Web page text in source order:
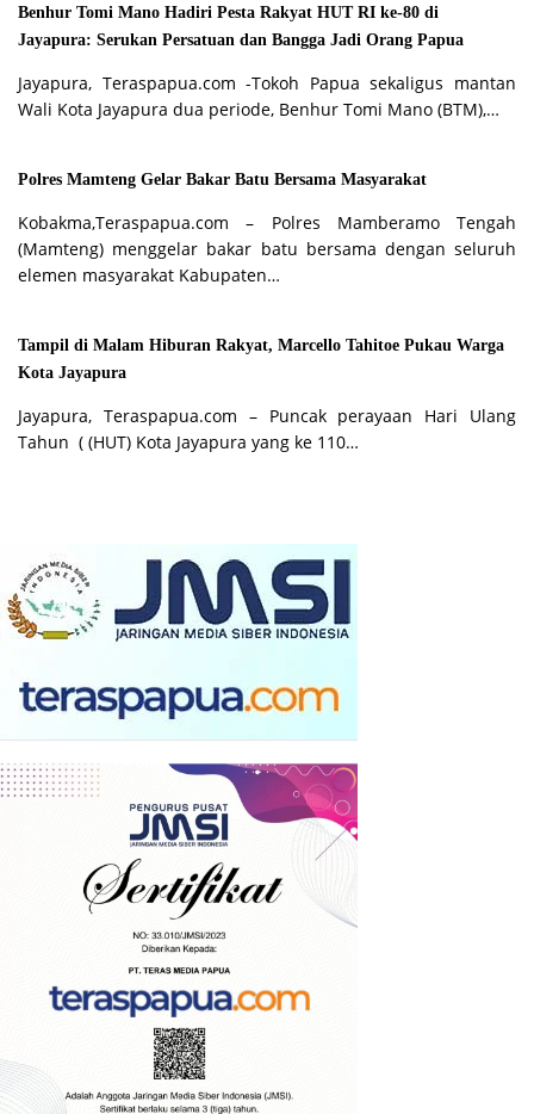
Benhur Tomi Mano Hadiri Pesta Rakyat HUT RI ke-80 di
Jayapura: Serukan Persatuan dan Bangga Jadi Orang Papua
Jayapura, Teraspapua.com -Tokoh Papua sekaligus mantan
Wali Kota Jayapura dua periode, Benhur Tomi Mano (BTM),…
Polres Mamteng Gelar Bakar Batu Bersama Masyarakat
Kobakma,Teraspapua.com – Polres Mamberamo Tengah
(Mamteng) menggelar bakar batu bersama dengan seluruh
elemen masyarakat Kabupaten…
Tampil di Malam Hiburan Rakyat, Marcello Tahitoe Pukau Warga
Kota Jayapura
Jayapura, Teraspapua.com – Puncak perayaan Hari Ulang
Tahun ( (HUT) Kota Jayapura yang ke 110…